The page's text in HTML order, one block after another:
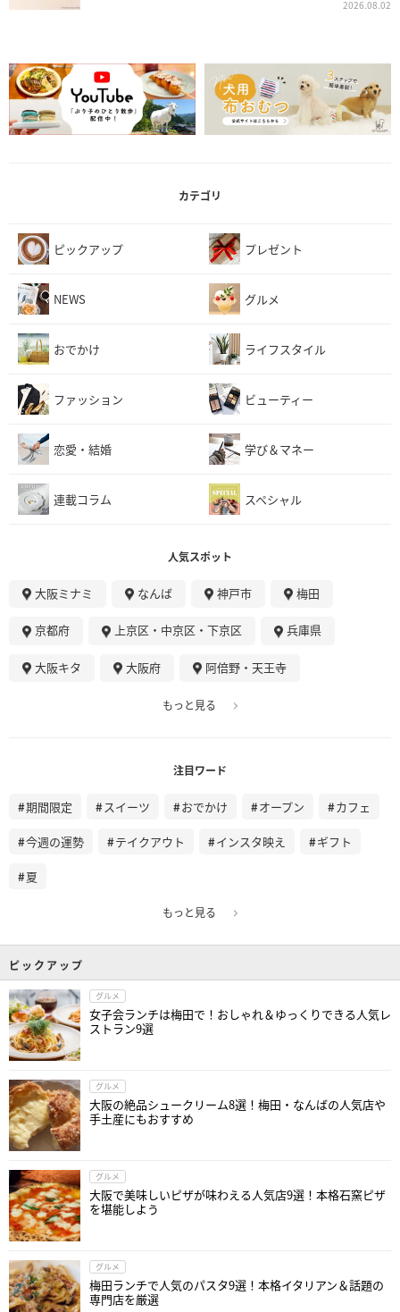
2026.08.02
カテゴリ
ピックアップ プレゼント
NEWS グルメ
おでかけ ライフスタイル
ファッション ビューティー
恋愛・結婚 学び＆マネー
連載コラム スペシャル
人気スポット
大阪ミナミ なんば 神戸市 梅田
京都府 上京区・中京区・下京区 兵庫県
大阪キタ 大阪府 阿倍野・天王寺
もっと見る
注目ワード
期間限定 スイーツ おでかけ オープン カフェ
今週の運勢 テイクアウト インスタ映え ギフト
夏
もっと見る
ピックアップ
グルメ
女子会ランチは梅田で！おしゃれ＆ゆっくりできる人気レ
ストラン9選
グルメ
大阪の絶品シュークリーム8選！梅田・なんばの人気店や
手土産にもおすすめ
グルメ
大阪で美味しいピザが味わえる人気店9選！本格石窯ピザ
を堪能しよう
グルメ
梅田ランチで人気のパスタ9選！本格イタリアン＆話題の
専門店を厳選